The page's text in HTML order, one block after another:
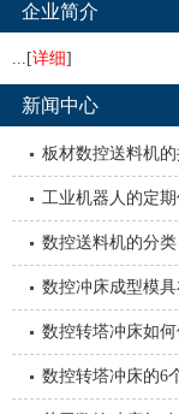
企业简介
...[详细]
新闻中心
板材数控送料机
工业机器人的定
数控送料机的分类
数控冲床成型模
数控转塔冲床如
数控转塔冲床的6